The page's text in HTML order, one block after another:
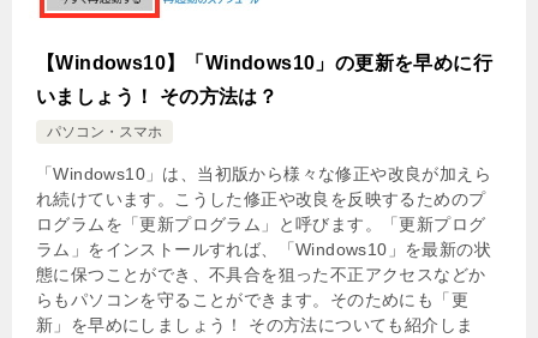
【Windows10】「Windows10」の更新を早めに行
いましょう！ その方法は？
パソコン・スマホ
「Windows10」は、当初版から様々な修正や改良が加えら
れ続けています。こうした修正や改良を反映するためのプ
ログラムを「更新プログラム」と呼びます。「更新プログ
ラム」をインストールすれば、「Windows10」を最新の状
態に保つことができ、不具合を狙った不正アクセスなどか
らもパソコンを守ることができます。そのためにも「更
新」を早めにしましょう！ その方法についても紹介しま